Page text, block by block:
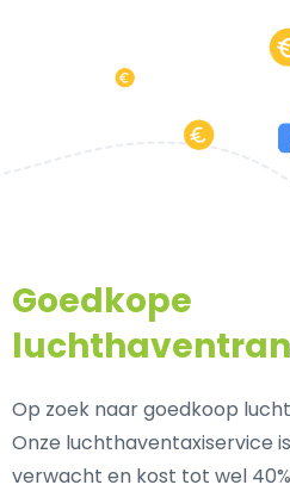
Goedkope
Op zoek naar goedkoop
Onze luchthaventaxiservice
verwacht en kost tot wel